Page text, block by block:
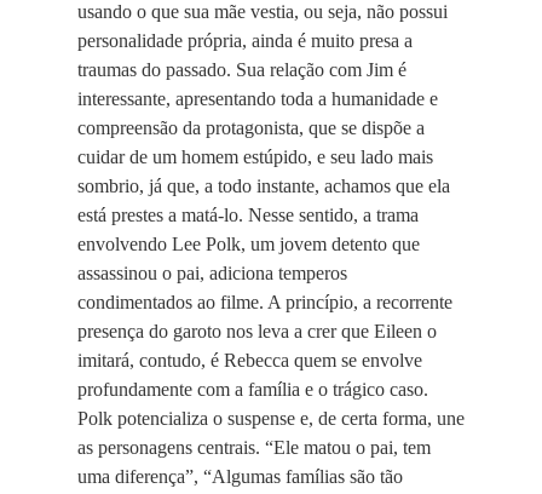
usando o que sua mãe vestia, ou seja, não possui
personalidade própria, ainda é muito presa a
traumas do passado. Sua relação com Jim é
interessante, apresentando toda a humanidade e
compreensão da protagonista, que se dispõe a
cuidar de um homem estúpido, e seu lado mais
sombrio, já que, a todo instante, achamos que ela
está prestes a matá-lo. Nesse sentido, a trama
envolvendo Lee Polk, um jovem detento que
assassinou o pai, adiciona temperos
condimentados ao filme. A princípio, a recorrente
presença do garoto nos leva a crer que Eileen o
imitará, contudo, é Rebecca quem se envolve
profundamente com a família e o trágico caso.
Polk potencializa o suspense e, de certa forma, une
as personagens centrais. “Ele matou o pai, tem
uma diferença”, “Algumas famílias são tão